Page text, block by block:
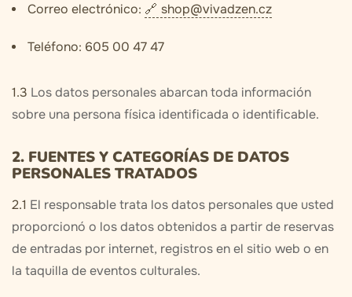
Correo electrónico: shop@vivadzen.cz
Teléfono: 605 00 47 47
1.3 Los datos personales abarcan toda información
sobre una persona física identificada o identificable.
2. FUENTES Y CATEGORÍAS DE DATOS
PERSONALES TRATADOS
2.1 El responsable trata los datos personales que usted
proporcionó o los datos obtenidos a partir de reservas
de entradas por internet, registros en el sitio web o en
la taquilla de eventos culturales.